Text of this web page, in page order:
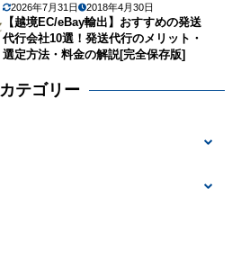
2026年7月31日 2018年4月30日
【越境EC/eBay輸出】おすすめの発送
代行会社10選！発送代行のメリット・
選定方法・料金の解説[完全保存版]
カテゴリー